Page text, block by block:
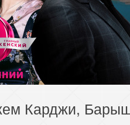
119 серия
123 серия
131 серия
Карджи,